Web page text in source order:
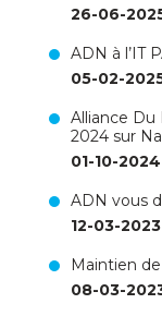
26-06-
ADN à l’IT
05-02-
Alliance Du
2024 sur
01-10-2024
ADN vous
12-03-2023
Maintien
08-03-